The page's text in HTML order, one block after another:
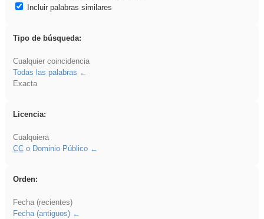
Incluir palabras similares
Tipo de búsqueda:
Cualquier coincidencia
Todas las palabras
Exacta
Licencia:
Cualquiera
CCo Dominio Público
Orden:
Fecha (recientes)
Fecha (antiguos)